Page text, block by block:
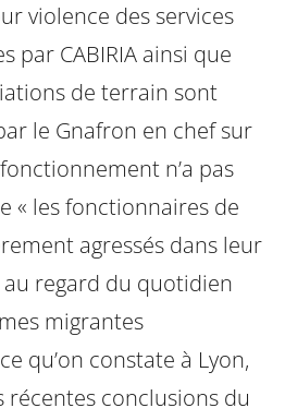
violence des services
par CABIRIA ainsi que
de terrain sont
le Gnafron en chef sur
n’a pas
« les fonctionnaires de
agressés dans leur
regard du quotidien
migrantes
qu’on constate à Lyon,
récentes conclusions du